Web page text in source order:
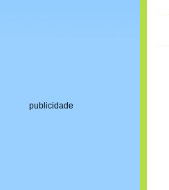
publicidade